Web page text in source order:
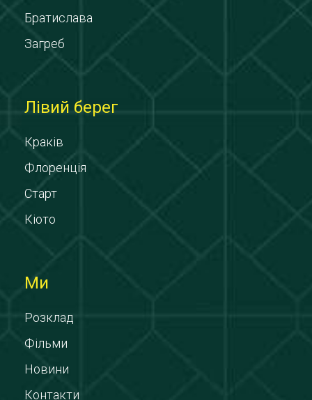
Братислава
Загреб
Лівий берег
Краків
Флоренція
Старт
Кіото
Ми
Розклад
Фільми
Новини
Контакти